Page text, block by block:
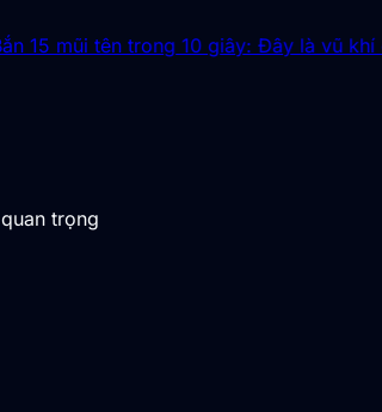
trong 10 giây: Đây là vũ khí đáng sợ
trọng